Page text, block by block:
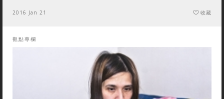
2016 Jan 21 收藏
觀點專欄